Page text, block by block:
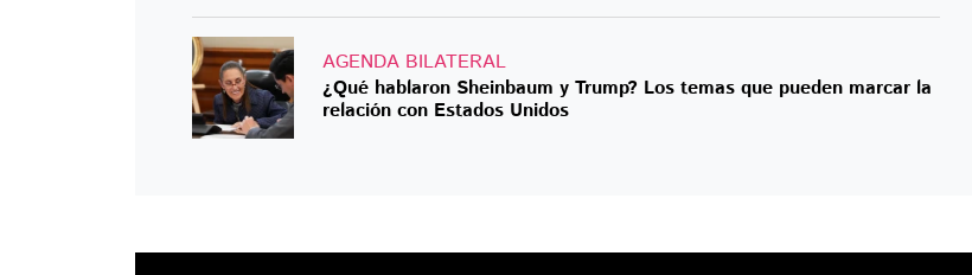
AGENDA BILATERAL
¿Qué hablaron Sheinbaum y Trump? Los temas que pueden marcar la
relación con Estados Unidos